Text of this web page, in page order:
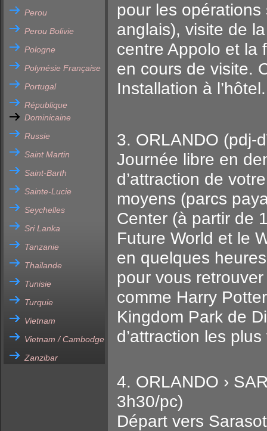
Perou
Perou Bolivie
Pologne
Polynésie Française
Portugal
République
Dominicaine
Russie
Saint Martin
Saint-Barth
Sainte-Lucie
Seychelles
Sri Lanka
Tanzanie
Thailande
Tunisie
Turquie
Vietnam
Vietnam / Cambodge
Zanzibar
pour les
anglais), visite de
centre Appolo et la
en cours de visite.
Installation à
3. ORLANDO (pdj-
Journée libre en
d’attraction de
moyens (parcs
Center (à partir de
Future World et le
en quelques
pour vous
comme Harry
Kingdom Park de
d’attraction les
4. ORLANDO ›
3h30/pc)
Départ vers